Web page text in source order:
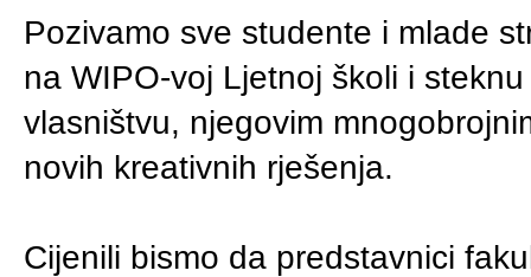
Pozivamo sve studente i mlade
na WIPO-voj Ljetnoj školi i
vlasništvu, njegovim
novih kreativnih rješenja.
Cijenili bismo da predstavnici